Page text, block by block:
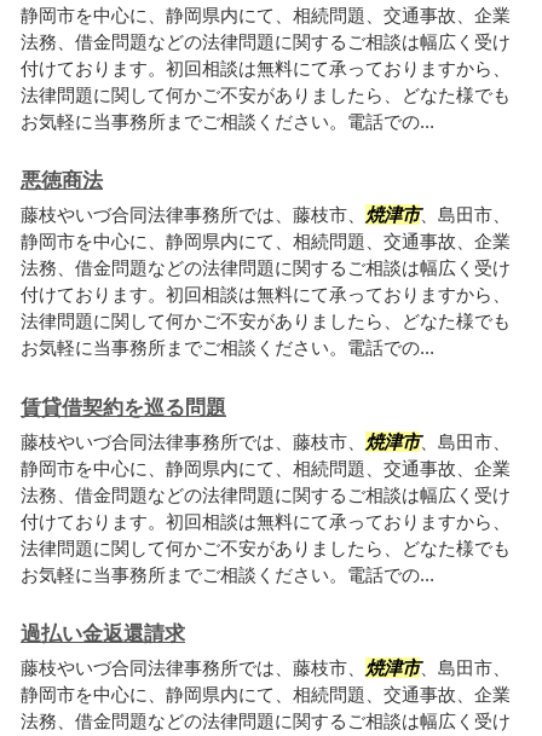
静岡市を中心に、静岡県内にて、相続問題、交通事故、企業
法務、借金問題などの法律問題に関するご相談は幅広く受け
付けております。初回相談は無料にて承っておりますから、
法律問題に関して何かご不安がありましたら、どなた様でも
お気軽に当事務所までご相談ください。電話での...
悪徳商法
藤枝やいづ合同法律事務所では、藤枝市、 焼津市、島田市、
静岡市を中心に、静岡県内にて、相続問題、交通事故、企業
法務、借金問題などの法律問題に関するご相談は幅広く受け
付けております。初回相談は無料にて承っておりますから、
法律問題に関して何かご不安がありましたら、どなた様でも
お気軽に当事務所までご相談ください。電話での...
賃貸借契約を巡る問題
藤枝やいづ合同法律事務所では、藤枝市、 焼津市、島田市、
静岡市を中心に、静岡県内にて、相続問題、交通事故、企業
法務、借金問題などの法律問題に関するご相談は幅広く受け
付けております。初回相談は無料にて承っておりますから、
法律問題に関して何かご不安がありましたら、どなた様でも
お気軽に当事務所までご相談ください。電話での...
過払い金返還請求
藤枝やいづ合同法律事務所では、藤枝市、 焼津市、島田市、
静岡市を中心に、静岡県内にて、相続問題、交通事故、企業
法務、借金問題などの法律問題に関するご相談は幅広く受け